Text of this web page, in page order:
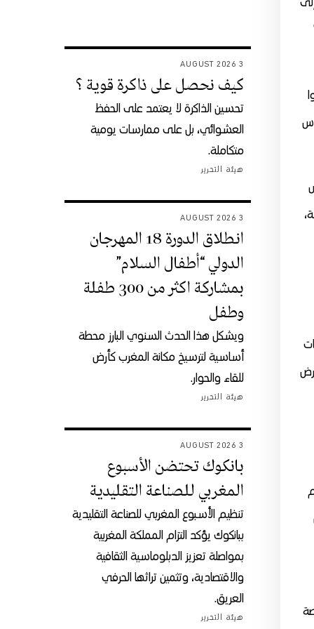
إلى
77
الصحة،
3 AUGUST 2026
كيف نحصل على ذاكرة قوية ؟
تحسين الذاكرة لا يعتمد على الحفظ
العشوائي، بل على ممارسات يومية
متكاملة.
هيئة التحرير
3 AUGUST 2026
انطلاق الدورة 18 المهرجان
الدولي “أطفال السلام”
بمشاركة اكثر من 300 طفلة
وطفل
ويشكل هذا الحدث السنوي البارز محطة
أساسية لترسيخ مكانة المغرب كأرض
للقاء والحوار.
هيئة التحرير
3 AUGUST 2026
بانكوك تحتضن الأسبوع
المغربي للصناعة التقليدية
تنظيم الأسبوع المغربي للصناعة التقليدية
ببانكوك يؤكد التزام المملكة المغربية
بمواصلة تعزيز الدبلوماسية الثقافية
والاقتصادية، وتثمين تراثها الحرفي
العريق.
هيئة التحرير